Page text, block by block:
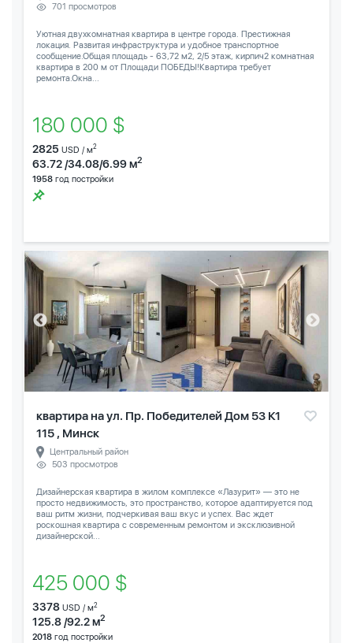
701 просмотров
Уютная двухкомнатная квартира в центре города. Престижная
локация. Развитая инфраструктура и удобное транспортное
сообщение.Общая площадь - 63,72 м2, 2/5 этаж, кирпич2 комнатная
квартира в 200 м от Площади ПОБЕДЫ!Квартира требует
ремонта.Окна...
180 000 $
2825 USD / м2
63.72 /34.08/6.99 м2
1958 год постройки
квартира на ул. Пр. Победителей Дом 53 К1
115 , Минск
Центральный район
503 просмотров
Дизайнерская квартира в жилом комплексе «Лазурит» — это не
просто недвижимость, это пространство, которое адаптируется под
ваш ритм жизни, подчеркивая ваш вкус и успех. Вас ждет
роскошная квартира с современным ремонтом и эксклюзивной
дизайнерской...
425 000 $
3378 USD / м2
125.8 /92.2 м2
2018 год постройки